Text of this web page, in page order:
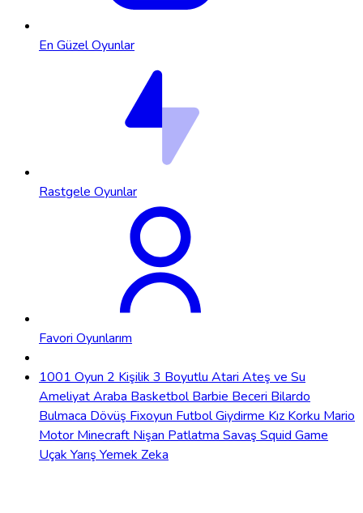
En Güzel Oyunlar
Rastgele Oyunlar
Favori Oyunlarım
1001 Oyun 2 Kişilik 3 Boyutlu Atari Ateş ve Su
AmeliyatAraba BasketbolBarbie Beceri Bilardo
Bulmaca Dövüş Fixoyun FutbolGiydirme Kız Korku Mario
Motor Minecraft Nişan Patlatma Savaş Squid Game
Uçak Yarış Yemek Zeka